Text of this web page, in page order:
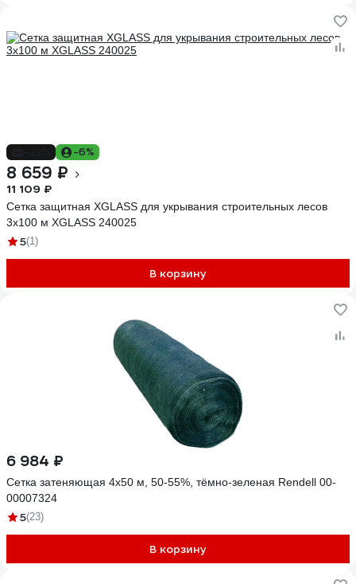
-6%
8 659 ₽
11 109 ₽
Сетка защитная XGLASS для укрывания строительных лесов
3х100 м XGLASS 240025
5(1)
В корзину
6 984 ₽
Сетка затеняющая 4x50 м, 50-55%, тёмно-зеленая Rendell 00-
00007324
5(23)
В корзину